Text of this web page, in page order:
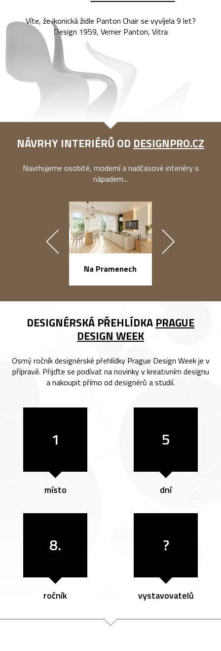
Víte, že ikonická židle Panton Chair se vyvíjela 9 let?
Design 1959, Verner Panton, Vitra
NÁVRHY INTERIÉRŮ OD DESIGNPRO.CZ
Navrhujeme osobité, moderní a nadčasové interiéry s
nápadem...
Na Pramenech
DESIGNÉRSKÁ PŘEHLÍDKA PRAGUE
DESIGN WEEK
Osmý ročník designérské přehlídky Prague Design Week je v
přípravě. Přijďte se podívat na novinky v kreativním designu
a nakoupit přímo od designérů a studií.
1
místo
5
dní
8.
ročník
?
vystavovatelů